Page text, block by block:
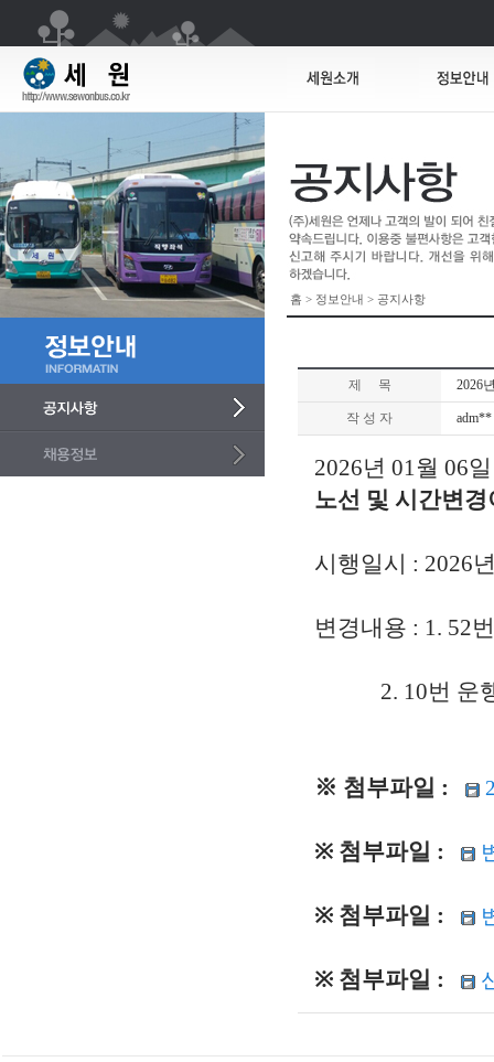
홈 > 정보안내 > 공지사항
제 목 2026
작 성 자 adm**
2026년 01월 06
노선 및 시간변경
시행일시 : 2026
변경내용 : 1. 52
2. 10번 운행
※ 첨부파일 :
※ 첨부파일 :
※ 첨부파일 :
※ 첨부파일 :